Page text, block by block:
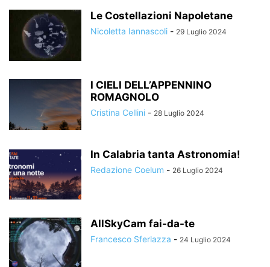
Le Costellazioni Napoletane
Nicoletta Iannascoli - 29 Luglio 2024
I CIELI DELL’APPENNINO
ROMAGNOLO
Cristina Cellini - 28 Luglio 2024
In Calabria tanta Astronomia!
Redazione Coelum - 26 Luglio 2024
AllSkyCam fai-da-te
Francesco Sferlazza - 24 Luglio 2024